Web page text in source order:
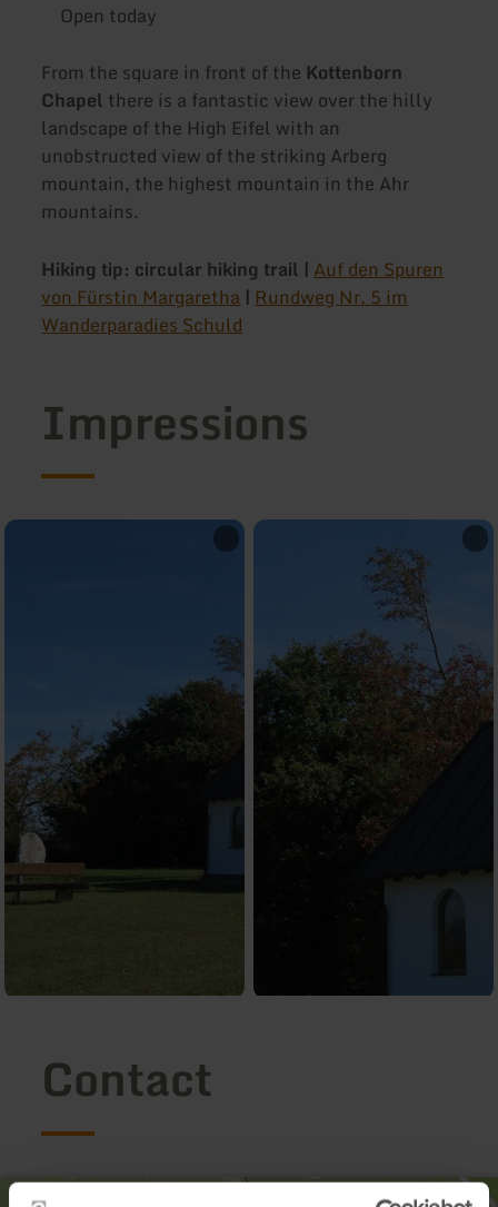
Open today
From the square in front of the Kottenborn
Chapel there is a fantastic view over the hilly
landscape of the High Eifel with an
unobstructed view of the striking Arberg
mountain, the highest mountain in the Ahr
mountains.
Hiking tip: circular hiking trail | Auf den Spuren
von Fürstin Margaretha | Rundweg Nr. 5 im
Wanderparadies Schuld
Impressions
Contact